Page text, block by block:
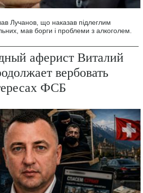
Лучанов, що наказав підлеглим
мав борги і проблеми з алкоголем.
аферист Виталий
вербовать
ФСБ